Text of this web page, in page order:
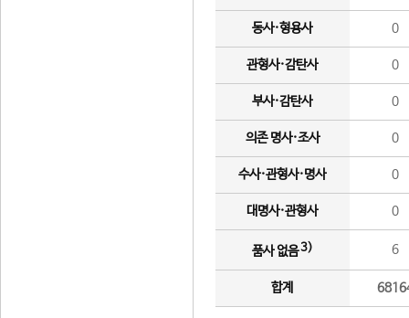
동사·형용사 0
관형사·감탄사 0
부사·감탄사 0
의존 명사·조사 0
수사·관형사·명사 0
대명사·관형사 0
품사 없음3) 6
합계